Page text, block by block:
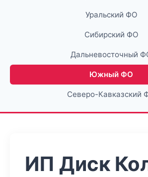
Уральский ФО
Сибирский ФО
Дальневосточный
Южный ФО
Северо-Кавказский
ИП Диск